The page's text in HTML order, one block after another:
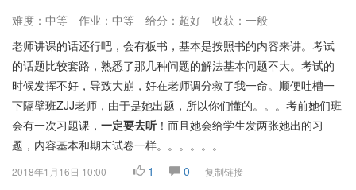
难度：中等
作业：中等 给分：超好
收获：一般
老师讲课的话还行吧，会有板书，基本是按照书的内容来讲。考试
的话题比较套路，熟悉了那几种问题的解法基本问题不大。考试的
时候发挥不好，导致大崩，好在老师调分救了我一命。顺便吐槽一
下隔壁班ZJJ老师，由于是她出题，所以你们懂的。。。考前她们班
会有一次习题课， 一定要去听 ！而且她会给学生发两张她出的习
题，内容基本和期末试卷一样。。。。。。
2018年1月16日 10:00 1 0 复制链接